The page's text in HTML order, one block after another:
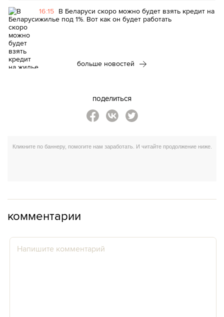
16:15 В Беларуси скоро можно будет взять кредит на
жилье под 1%. Вот как он будет работать
больше новостей
поделиться
комментарии